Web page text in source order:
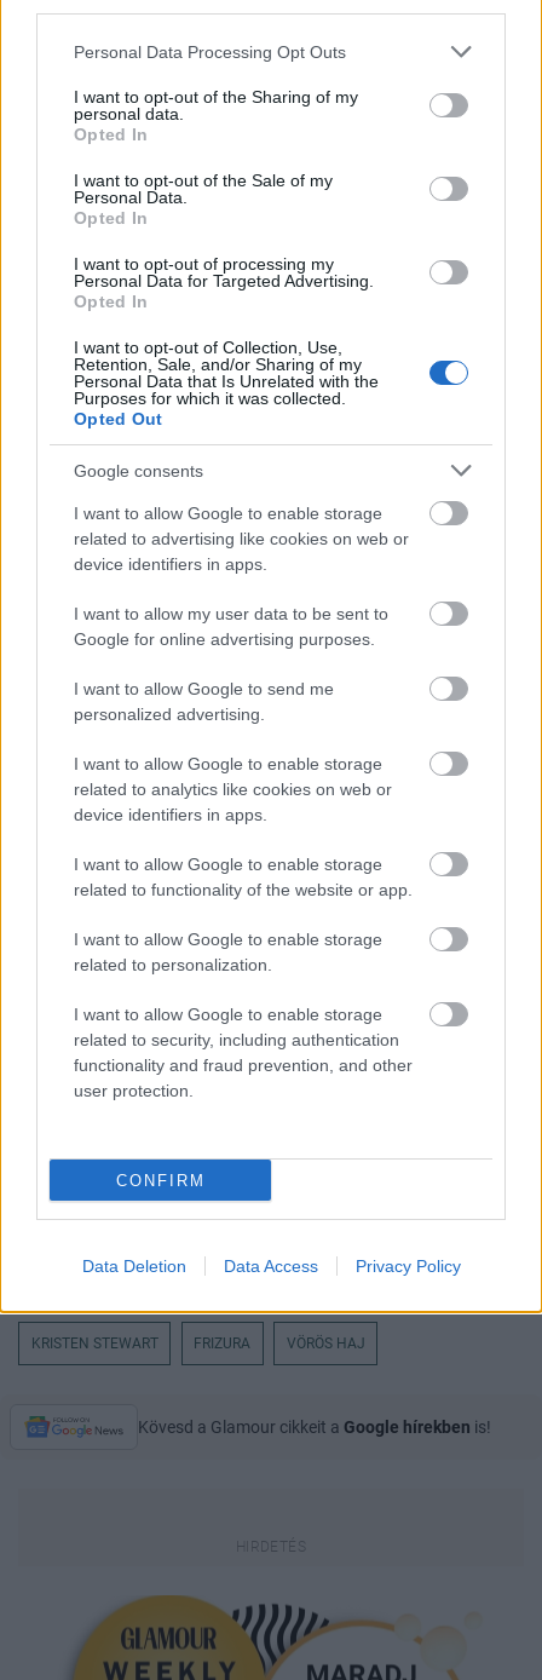
Please note that this website/app uses one or more Google
not limited to your visit or usage behaviour. You may click to
grant or deny consent to Google and its third-party tags to
use your data for below specified purposes in below Google
consent section.
Personal Data Processing Opt Outs
I want to opt-out of the Sharing of my
personal data.
Opted In
I want to opt-out of the Sale of my
Personal Data.
Opted In
I want to opt-out of processing my
Personal Data for Targeted Advertising.
Opted In
I want to opt-out of Collection, Use,
Retention, Sale, and/or Sharing of my
Personal Data that Is Unrelated with the
Purposes for which it was collected.
Opted Out
Google consents
I want to allow Google to enable storage
related to advertising like cookies on web or
device identifiers in apps.
I want to allow my user data to be sent to
Google for online advertising purposes.
I want to allow Google to send me
personalized advertising.
I want to allow Google to enable storage
related to analytics like cookies on web or
device identifiers in apps.
I want to allow Google to enable storage
related to functionality of the website or app.
I want to allow Google to enable storage
related to personalization.
I want to allow Google to enable storage
related to security, including authentication
functionality and fraud prevention, and other
user protection.
CONFIRM
Data Deletion Data Access Privacy Policy
Kristen Stewart fura frizurája
Northfoto
Kristen Stewart
Northfoto
Messengeren
Itt állíthatod be , hogy a Google
keresőben könnyebben megtaláld a
glamour.hu cikkeit
KRISTEN STEWART FRIZURA VÖRÖS HAJ
Kövesd a Glamour cikkeit a Google hírekben is!